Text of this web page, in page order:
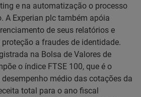
e na automatização o processo
A Experian plc também apóia
de seus relatórios e
a fraudes de identidade.
na Bolsa de Valores de
o índice FTSE 100, que é o
médio das cotações da
total para o ano fiscal